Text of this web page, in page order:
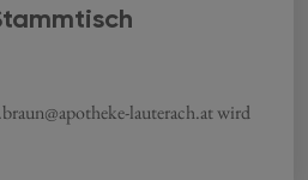
lauterach.at wird